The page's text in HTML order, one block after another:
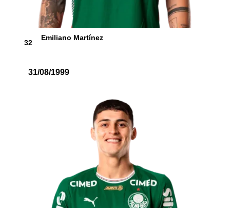
32
Emiliano Martínez
31/08/1999